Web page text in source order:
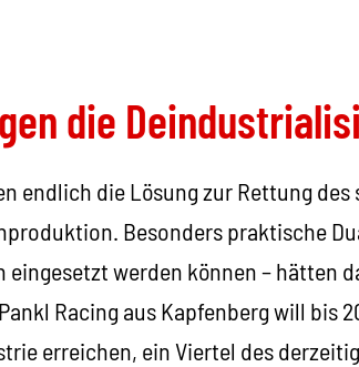
die
endlich die Lösung zur Rettung
Besonders praktische
werden können – hätten
Racing aus Kapfenberg will bis
erreichen, ein Viertel des